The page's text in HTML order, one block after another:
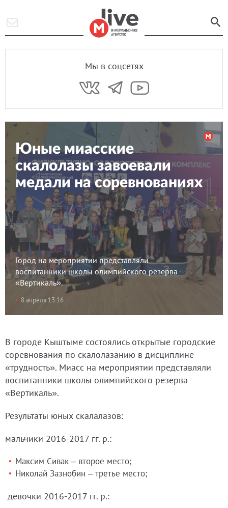
Мы в соцсетях
Юные миасские
скалолазы завоевали
медали на соревнованиях
Город на мероприятии представляли
воспитанники школы олимпийского резерва
«Вертикаль».
8 апреля 13:16
В городе Кыштыме состоялись открытые городские
соревнования по скалолазанию в дисциплине
«трудность». Миасс на мероприятии представляли
воспитанники школы олимпийского резерва
«Вертикаль».
Результаты юных скалалазов:
мальчики 2016-2017 гг. р.:
Максим Сивак – второе место;
Николай Зазнобин – третье место;
девочки 2016-2017 гг. р.: